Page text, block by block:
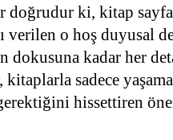
doğrudur ki, kitap
verilen o hoş duyusal
dokusuna kadar her
sadece
hissettiren